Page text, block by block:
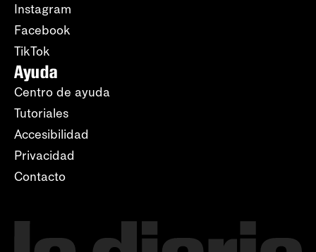
Instagram
Facebook
TikTok
Ayuda
Centro de ayuda
Tutoriales
Accesibilidad
Privacidad
Contacto